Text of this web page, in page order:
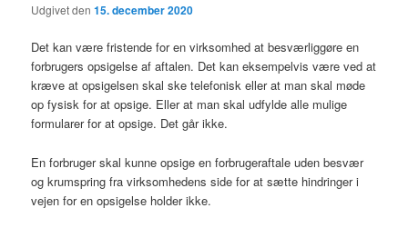
Udgivet den15. december 2020
Det kan være fristende for en virksomhed at besværliggøre en
forbrugers opsigelse af aftalen. Det kan eksempelvis være ved at
kræve at opsigelsen skal ske telefonisk eller at man skal møde
op fysisk for at opsige. Eller at man skal udfylde alle mulige
formularer for at opsige. Det går ikke.
En forbruger skal kunne opsige en forbrugeraftale uden besvær
og krumspring fra virksomhedens side for at sætte hindringer i
vejen for en opsigelse holder ikke.